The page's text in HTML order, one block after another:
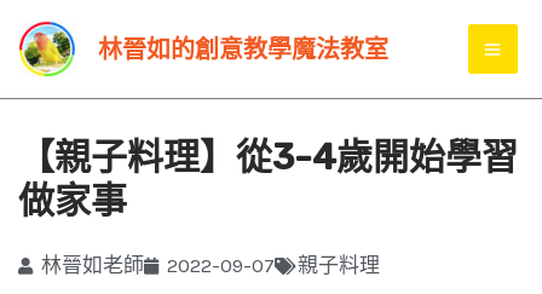
主
容
林晉如的創意教學魔法教室
【親子料理】從3-4歲開始學習
做家事
林晉如老師 2022-09-07 親子料理